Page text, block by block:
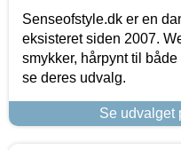
Senseofstyle.dk er en
eksisteret siden 2007.
smykker, hårpynt til
se deres udvalg.
Se udvalget